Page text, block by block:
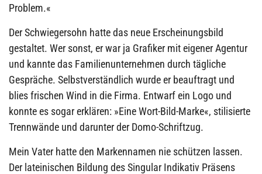
Problem.«
Der Schwiegersohn hatte das neue Erscheinungsbild
gestaltet. Wer sonst, er war ja Grafiker mit eigener Agentur
und kannte das Familienunternehmen durch tägliche
Gespräche. Selbstverständlich wurde er beauftragt und
blies frischen Wind in die Firma. Entwarf ein Logo und
konnte es sogar erklären: »Eine Wort-Bild-Marke«, stilisierte
Trennwände und darunter der Domo-Schriftzug.
Mein Vater hatte den Markennamen nie schützen lassen.
Der lateinischen Bildung des Singular Indikativ Präsens